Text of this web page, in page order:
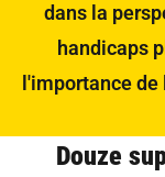
dans la
handicaps
l'importance
Douze